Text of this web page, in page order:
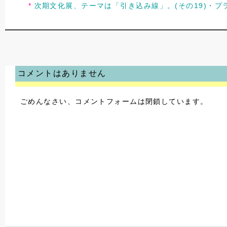
次期文化展、テーマは「引き込み線」。(その19)・プ
コメントはありません
ごめんなさい、コメントフォームは閉鎖しています。